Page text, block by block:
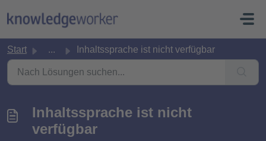
Start ... Inhaltssprache ist nicht verfügbar
Inhaltssprache ist nicht
verfügbar